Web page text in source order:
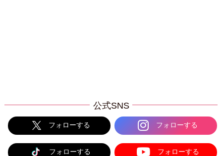
公式SNS
フォローする フォローする
フォローする フォローする